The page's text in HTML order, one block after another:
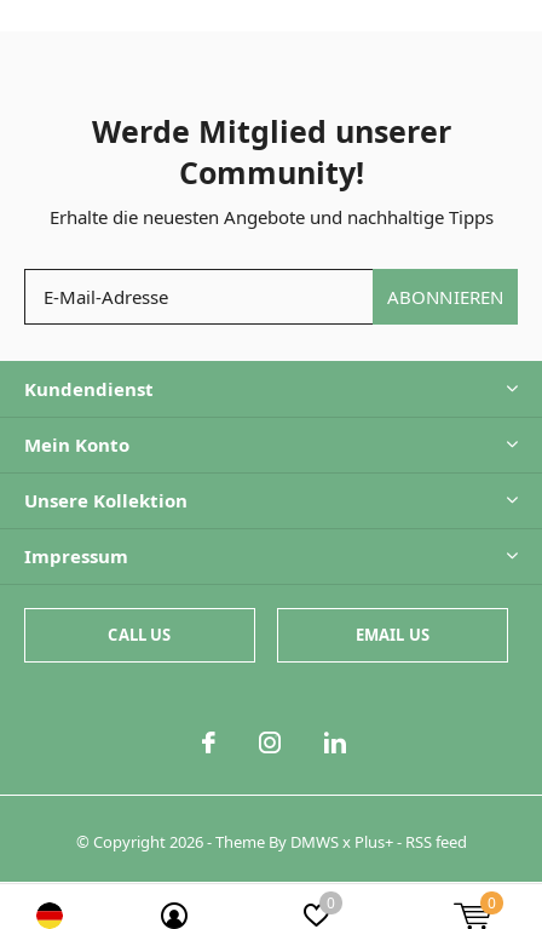
Werde Mitglied unserer
Community!
Erhalte die neuesten Angebote und nachhaltige Tipps
ABONNIEREN
Kundendienst
Mein Konto
Unsere Kollektion
Impressum
CALL US EMAIL US
© Copyright2026- Theme By DMWSx Plus+- RSS feed
0 0